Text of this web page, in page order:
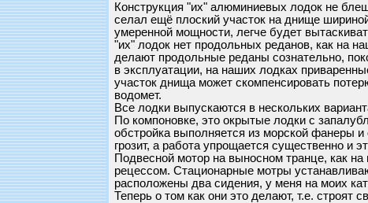
Конструкция "их" алюминиевых лодок не
селал ещё плоский участок на днище
умеренной мощности, легче будет
"их" лодок нет продольных реданов, как на
делают продольные реданы сознательно,
в эксплуатации, на наших лодках
участок днища может скомпенсировать
водомет.
Все лодки выпускаются в нескольких
По компоновке, это окрытые лодки с
обстройка выполняется из морской фанеры
грозит, а работа упрощается существенно и
Подвесной мотор на выносном транце, как
рецессом. Стационарные мотры
расположены два сидения, у меня на моих
Теперь о том как они это делают, т.е. строят